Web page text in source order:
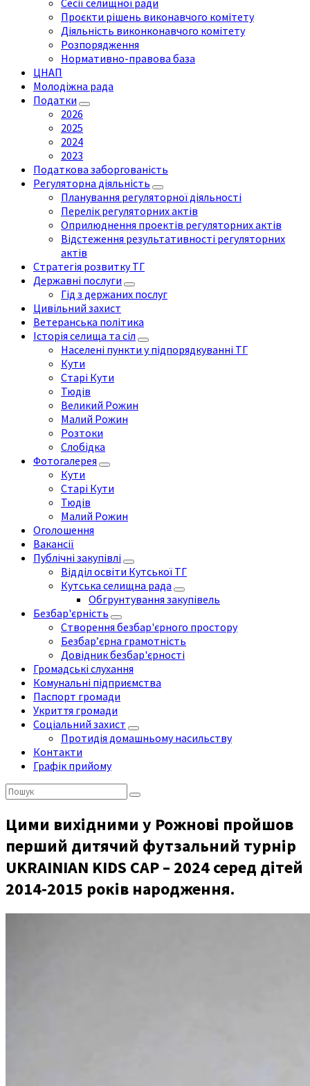
Сесії селищної ради
Проєкти рішень виконавчого комітету
Діяльність виконконавчого комітету
Розпорядження
Нормативно-правова база
ЦНАП
Молодіжна рада
Податки
2026
2025
2024
2023
Податкова заборгованість
Регуляторна діяльність
Планування регуляторної діяльності
Перелік регуляторних актів
Оприлюднення проектів регуляторних актів
Відстеження результативності регуляторних
актів
Стратегія розвитку ТГ
Державні послуги
Гід з держаних послуг
Цивільний захист
Ветеранська політика
Історія селища та сіл
Населені пункти у підпорядкуванні ТГ
Кути
Старі Кути
Тюдів
Великий Рожин
Малий Рожин
Розтоки
Слобідка
Фотогалерея
Кути
Старі Кути
Тюдів
Малий Рожин
Оголошення
Вакансії
Публічні закупівлі
Відділ освіти Кутської ТГ
Кутська селищна рада
Обгрунтування закупівель
Безбар'єрність
Створення безбар'єрного простору
Безбар’єрна грамотність
Довідник безбар'єрності
Громадські слухання
Комунальні підприємства
Паспорт громади
Укриття громади
Соціальний захист
Протидія домашньому насильству
Контакти
Графік прийому
Пошук:
Цими вихідними у Рожнові пройшов
перший дитячий футзальний турнір
UKRAINIAN KIDS CAP – 2024 серед дітей
2014-2015 років народження.